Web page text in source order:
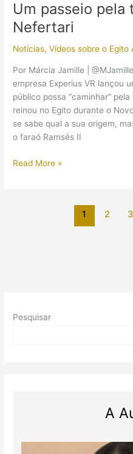
tirou
um
3.000
anos
após
sua
morte?
Um passeio pela
Nefertari
Notícias,Vídeos sobre o Egito
Por Márcia Jamille |
empresa Experius VR lançou
público possa “caminhar”
reinou no Egito durante o
se sabe qual a sua origem,
o faraó Ramsés II
Um
Read More »
1 2 3
Pesquisar
A